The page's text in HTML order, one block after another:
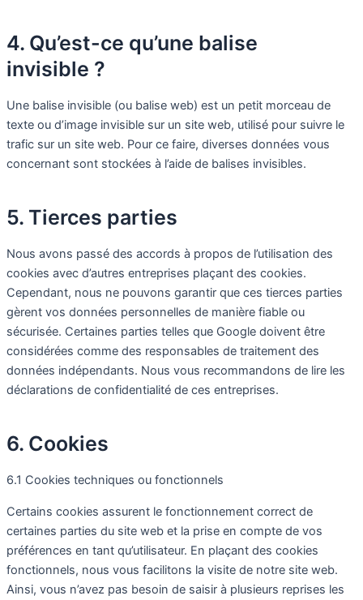
4. Qu’est-ce qu’une balise
invisible ?
Une balise invisible (ou balise web) est un petit morceau de
texte ou d’image invisible sur un site web, utilisé pour suivre le
trafic sur un site web. Pour ce faire, diverses données vous
concernant sont stockées à l’aide de balises invisibles.
5. Tierces parties
Nous avons passé des accords à propos de l’utilisation des
cookies avec d’autres entreprises plaçant des cookies.
Cependant, nous ne pouvons garantir que ces tierces parties
gèrent vos données personnelles de manière fiable ou
sécurisée. Certaines parties telles que Google doivent être
considérées comme des responsables de traitement des
données indépendants. Nous vous recommandons de lire les
déclarations de confidentialité de ces entreprises.
6. Cookies
6.1 Cookies techniques ou fonctionnels
Certains cookies assurent le fonctionnement correct de
certaines parties du site web et la prise en compte de vos
préférences en tant qu’utilisateur. En plaçant des cookies
fonctionnels, nous vous facilitons la visite de notre site web.
Ainsi, vous n’avez pas besoin de saisir à plusieurs reprises les